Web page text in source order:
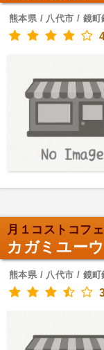
熊本県 / 八代市 / 鏡
月１コストコフ
カガミユー
熊本県 / 八代市 / 鏡町